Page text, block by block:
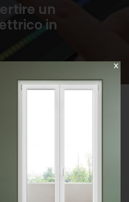
un
in
comporta una
strumenti elettronici della
un notevole risparmio